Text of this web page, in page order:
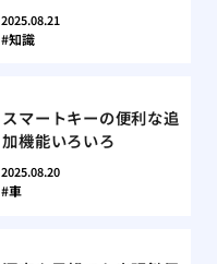
2025.08.21
知識
スマートキーの便利な追
加機能いろいろ
2025.08.20
車